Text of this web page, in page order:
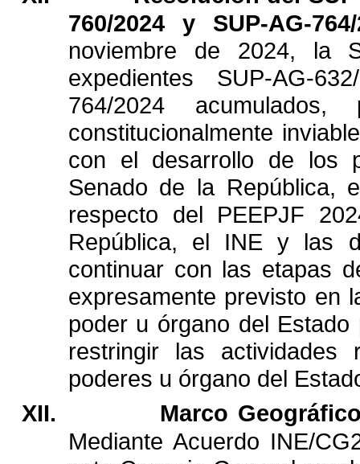
760/2024
y
SUP-AG-
noviembre
de 2024, la
expedientes
SUP-AG-
764/2024
acumulados,
constitucionalmente inviable
con
el desarrollo de los
Senado de la República,
respecto
del PEEPJF
República,
el INE y las
continuar con las etapas
expresamente previsto en
poder u órgano del Estado
restringir
las actividades
poderes u órgano del
XII.
Marco
Mediante Acuerdo INE/